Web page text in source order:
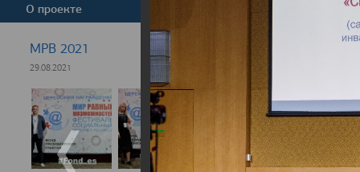
О проекте Новости
МРВ 2021
29.08.2021